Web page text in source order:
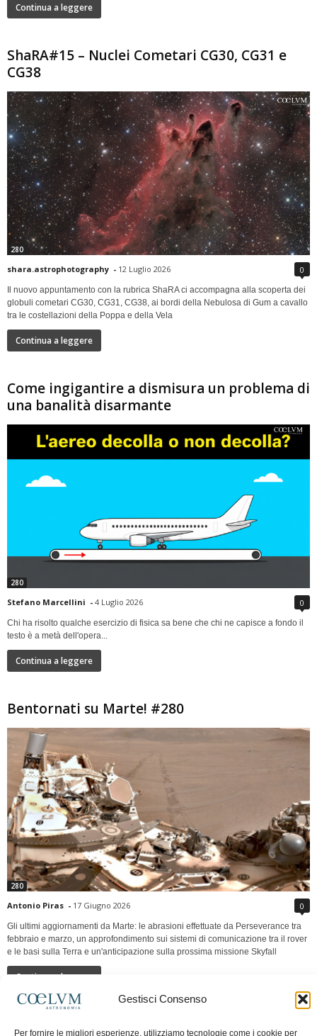
Gestisci Consenso
Per fornire le migliori esperienze, utilizziamo tecnologie come i cookie per
Continua a leggere
ShaRA#15 – Nuclei Cometari CG30, CG31 e
CG38
280
shara.astrophotography - 12 Luglio 2026 0
Il nuovo appuntamento con la rubrica ShaRA ci accompagna alla scoperta dei
globuli cometari CG30, CG31, CG38, ai bordi della Nebulosa di Gum a cavallo
tra le costellazioni della Poppa e della Vela
Continua a leggere
Come ingigantire a dismisura un problema di
una banalità disarmante
280
Stefano Marcellini - 4 Luglio 2026 0
Chi ha risolto qualche esercizio di fisica sa bene che chi ne capisce a fondo il
testo è a metà dell'opera...
Continua a leggere
Bentornati su Marte! #280
280
Antonio Piras - 17 Giugno 2026 0
Gli ultimi aggiornamenti da Marte: le abrasioni effettuate da Perseverance tra
febbraio e marzo, un approfondimento sui sistemi di comunicazione tra il rover
e le basi sulla Terra e un'anticipazione sulla prossima missione Skyfall
Continua a leggere